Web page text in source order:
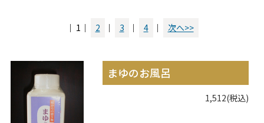
｜ 1｜ 2 ｜ 3 ｜ 4 ｜ 次へ>>
まゆのお風呂
1,512(税込)